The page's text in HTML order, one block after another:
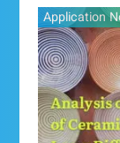
Application